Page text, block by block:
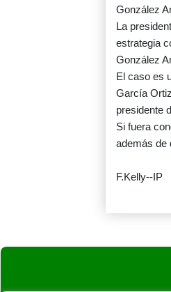
González
La
estrategia
González
El caso es
García
presidente
Si fuera
además de
F.Kelly--IP